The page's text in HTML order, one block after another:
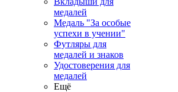
медалей
Медаль "За особые
успехи в учении"
Футляры для
медалей и знаков
Удостоверения для
медалей
Ещё